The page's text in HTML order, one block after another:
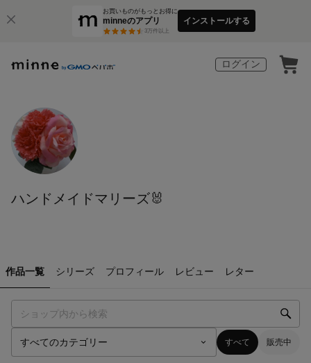
お買いものがもっとお得に
minneのアプリ
3万件以上
インストールする
ログイン
ハンドメイドマリーズ🐰
作品一覧 シリーズ プロフィール レビュー レター
すべて 販売中